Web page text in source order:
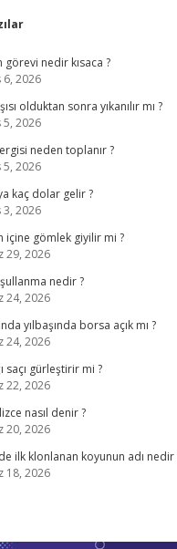
görevi nedir kısaca ?
2026
olduktan sonra yıkanılır mı ?
2026
neden toplanır ?
2026
kaç dolar gelir ?
2026
içine gömlek giyilir mi ?
29, 2026
nedir ?
24, 2026
yılbaşında borsa açık mı ?
24, 2026
saçı gürleştirir mi ?
22, 2026
nasıl denir ?
20, 2026
ilk klonlanan koyunun adı nedir
18, 2026